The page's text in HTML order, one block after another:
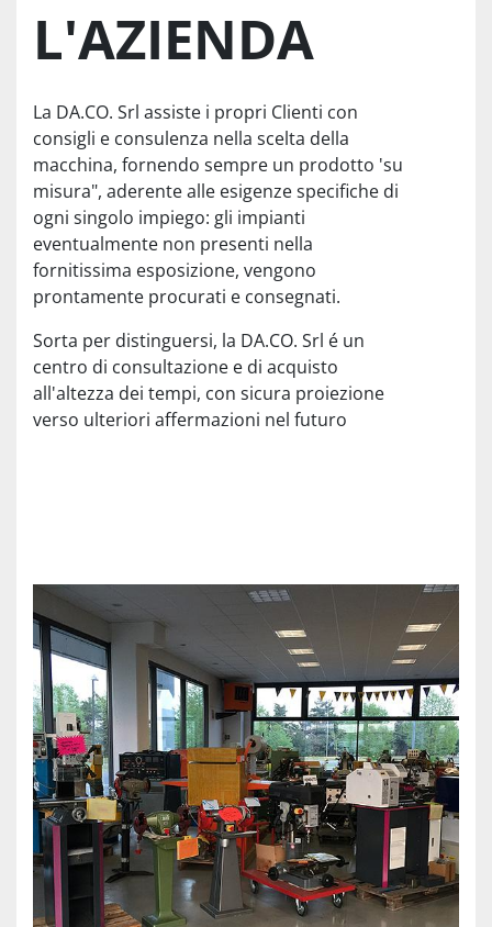
L'AZIENDA
La DA.CO. Srl assiste i propri Clienti con
consigli e consulenza nella scelta della
macchina, fornendo sempre un prodotto 'su
misura", aderente alle esigenze specifiche di
ogni singolo impiego: gli impianti
eventualmente non presenti nella
fornitissima esposizione, vengono
prontamente procurati e consegnati.
Sorta per distinguersi, la DA.CO. Srl é un
centro di consultazione e di acquisto
all'altezza dei tempi, con sicura proiezione
verso ulteriori affermazioni nel futuro